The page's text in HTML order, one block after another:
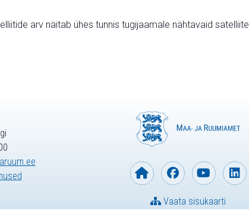
arv näitab ühes tunnis tugijaamale nähtavaid satelliite.
Vaata sisukaarti